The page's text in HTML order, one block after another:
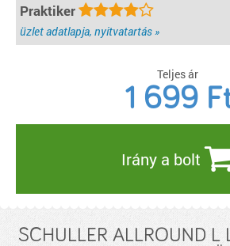
Praktiker
üzlet adatlapja, nyitvatartás »
Teljes ár
1 699
Irány a bolt
SCHULLER ALLROUND L